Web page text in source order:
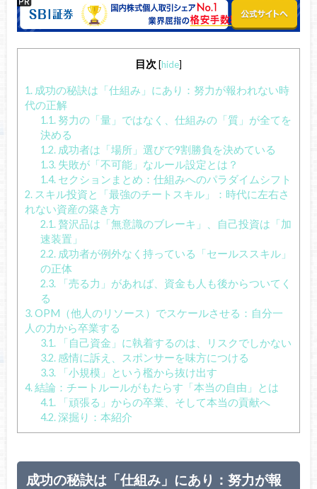
目次 [hide]
1.成功の秘訣は「仕組み」にあり：努力が報われない時
代の正解
1.1.努力の「量」ではなく、仕組みの「質」が全てを
決める
1.2.成功者は「場所」選びで9割勝負を決めている
1.3.失敗が「不可能」なルール設定とは？
1.4.セクションまとめ：仕組みへのパラダイムシフト
2.スキル投資と「最強のチートスキル」：時代に左右さ
れない資産の築き方
2.1.贅沢品は「無意識のブレーキ」、自己投資は「加
速装置」
2.2.成功者が例外なく持っている「セールススキル」
の正体
2.3.「売る力」があれば、資金も人も後からついてく
る
3.OPM（他人のリソース）でスケールさせる：自分一
人の力から卒業する
3.1.「自己資金」に執着するのは、リスクでしかない
3.2.感情に訴え、スポンサーを味方につける
3.3.「小規模」という檻から抜け出す
4.結論：チートルールがもたらす「本当の自由」とは
4.1.「頑張る」からの卒業、そして本当の貢献へ
4.2.深掘り：本紹介
成功の秘訣は「仕組み」にあり：努力が報